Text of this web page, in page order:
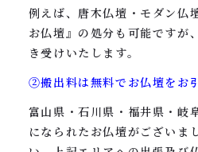
例えば、唐木仏壇・モダン仏
お仏壇』の処分も可能ですが
き受けいたします。
②搬出料は無料でお仏壇をお
富山県・石川県・福井県・岐
になられたお仏壇がございま